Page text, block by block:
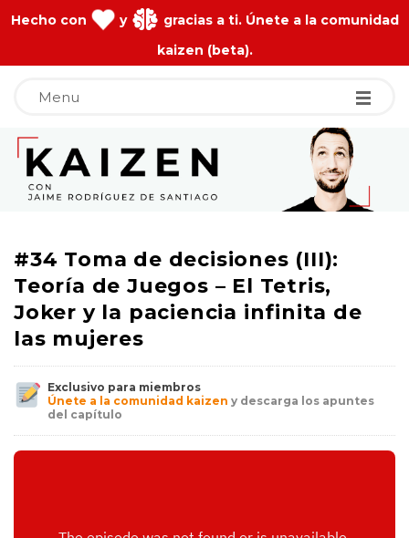
Hecho con y
gracias a ti. Únete a la comunidad
kaizen (beta).
Menu
J
a
i
m
e
R
o
d
#34 Toma de decisiones (III):
Teoría de Juegos – El Tetris,
Joker y la paciencia infinita de
las mujeres
Exclusivo para miembros
Únete a la comunidad kaizen y descarga los apuntes
del capítulo